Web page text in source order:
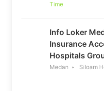
Time
Info Loker
Insurance
Hospitals
Medan Siloam